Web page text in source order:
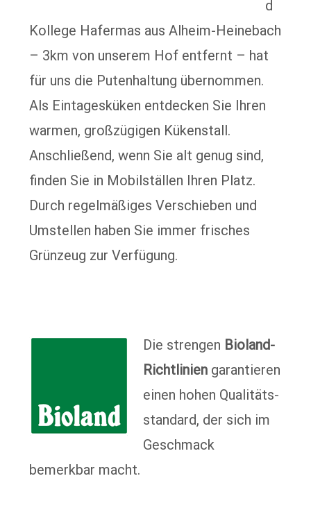
d
Kollege Hafermas aus Alheim-Heinebach
– 3km von unserem Hof entfernt – hat
für uns die Putenhaltung übernommen.
Als Eintagesküken entdecken Sie Ihren
warmen, großzügigen Kükenstall.
Anschließend, wenn Sie alt genug sind,
finden Sie in Mobilställen Ihren Platz.
Durch regelmäßiges Verschieben und
Umstellen haben Sie immer frisches
Grünzeug zur Verfügung.
Die strengen Bioland-
Richtlinien garantieren
einen hohen Qualitäts­
standard, der sich im
Geschmack
bemerkbar macht.